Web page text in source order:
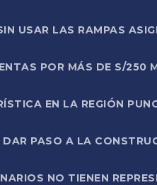
USAR LAS RAMPAS
POR MÁS DE S/250
EN LA REGIÓN
PASO A LA
NO TIENEN